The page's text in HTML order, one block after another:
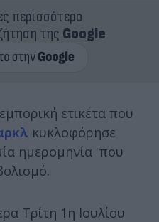
περισσότερο
της Google
ετικέτα που
κυκλοφόρησε
ημερομηνία που
Τρίτη 1η Ιουλίου